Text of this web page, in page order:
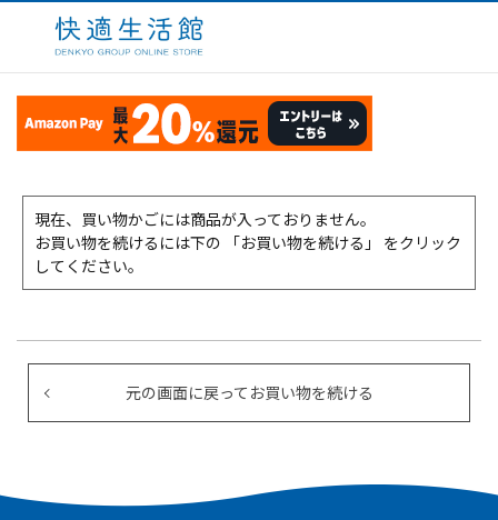
現在、買い物かごには商品が入っておりません。
お買い物を続けるには下の 「お買い物を続ける」 をクリック
してください。
元の画面に戻ってお買い物を続ける